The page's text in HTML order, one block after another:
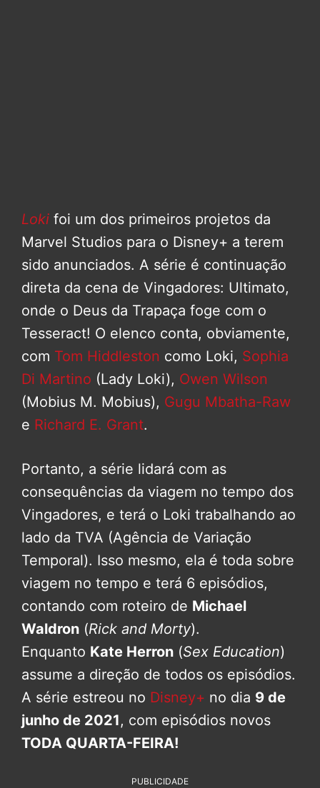
Loki foi um dos primeiros projetos da
Marvel Studios para o Disney+ a terem
sido anunciados. A série é continuação
direta da cena de Vingadores: Ultimato,
onde o Deus da Trapaça foge com o
Tesseract! O elenco conta, obviamente,
com Tom Hiddleston como Loki, Sophia
Di Martino (Lady Loki), Owen Wilson
(Mobius M. Mobius), Gugu Mbatha-Raw
e Richard E. Grant.
Portanto, a série lidará com as
consequências da viagem no tempo dos
Vingadores, e terá o Loki trabalhando ao
lado da TVA (Agência de Variação
Temporal). Isso mesmo, ela é toda sobre
viagem no tempo e terá 6 episódios,
contando com roteiro de Michael
Waldron (Rick and Morty).
Enquanto Kate Herron (Sex Education)
assume a direção de todos os episódios.
A série estreou no Disney+ no dia 9 de
junho de 2021, com episódios novos
TODA QUARTA-FEIRA!
PUBLICIDADE